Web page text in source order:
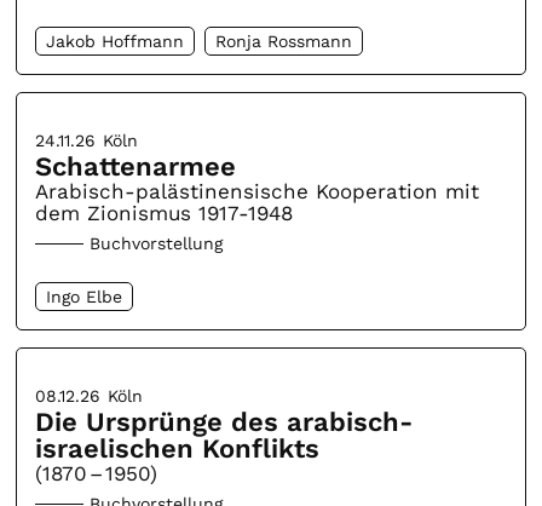
Jakob Hoffmann Ronja Rossmann
24.11.26 Köln
Schattenarmee
Arabisch-palästinensische Kooperation mit
dem Zionismus 1917-1948
Buchvorstellung
Ingo Elbe
08.12.26 Köln
Die Ursprünge des arabisch-
israelischen Konflikts
(1870 – 1950)